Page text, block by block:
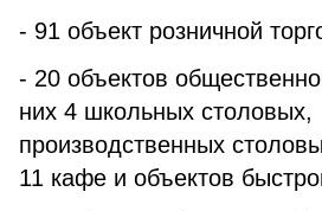
- 91 объект розничной
- 20 объектов
них 4 школьных
производственных
11 кафе и объектов